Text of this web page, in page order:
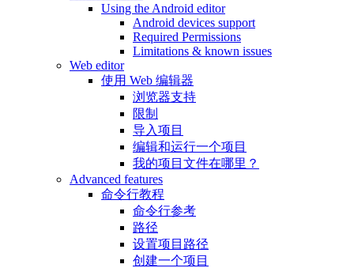
Using the Android editor
Android devices support
Required Permissions
Limitations & known issues
Web editor
使用 Web 编辑器
浏览器支持
限制
导入项目
编辑和运行一个项目
我的项目文件在哪里？
Advanced features
命令行教程
命令行参考
路径
设置项目路径
创建一个项目